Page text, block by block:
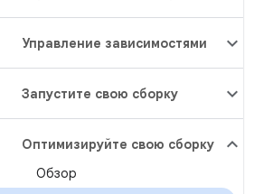
Управление зависимостями
Запустите свою сборку
Оптимизируйте свою сборку
Обзор